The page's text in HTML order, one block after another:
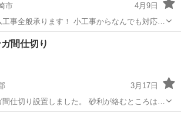
市
4月9日
無料で致します✨ 宜しくお願いします致しま
その他 無料
間仕切り
3月17日
間仕切り設置しました。 砂利が絡むところはキ
とで、砂利の飛び散りを抑制できます☝️ 好み